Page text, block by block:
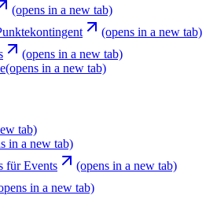
(opens in a new tab)
(opens in a new tab)
(opens in a new tab)
(opens in a new tab)
tab)
in a new tab)
für Events
(opens in a new tab)
in a new tab)